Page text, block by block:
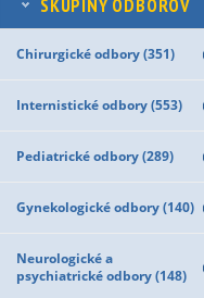
SKUPINY ODBOROV
Chirurgické odbory (351)
Internistické odbory (553)
Pediatrické odbory (289)
Gynekologické odbory (140)
Neurologické a
psychiatrické odbory (148)